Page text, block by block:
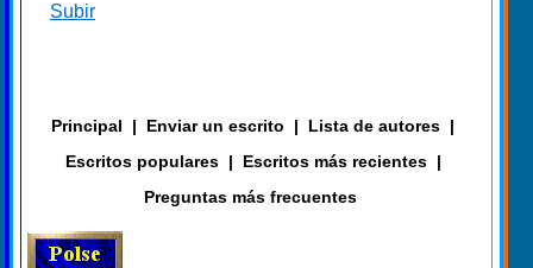
Subir
Principal | Enviar un escrito | Lista de autores |
Escritos populares | Escritos más recientes |
Preguntas más frecuentes